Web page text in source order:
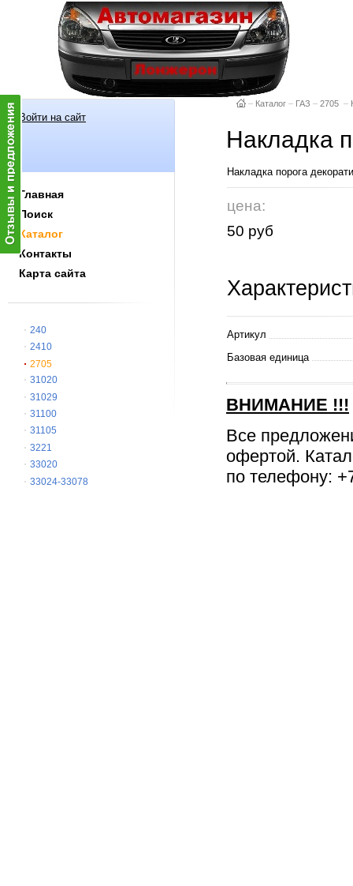
Войти на сайт
Главная
Поиск
Каталог
Контакты
Карта сайта
240
2410
2705
31020
31029
31100
31105
3221
33020
33024-33078
– Каталог – ГАЗ – 2705 –
Накладка
Накладка порога
цена:
50 руб
Артикул
Базовая единица
ВНИМАНИЕ !!!
Все
офертой.
по телефону: